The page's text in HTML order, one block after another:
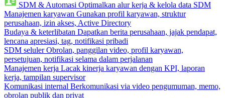
SDM & Automasi Optimalkan alur kerja & kelola data SDM
Manajemen karyawan Gunakan profil karyawan, struktur
perusahaan, izin akses, Active Directory
Budaya & keterlibatan Dapatkan berita perusahaan, jajak pendapat,
lencana apresiasi, tag, notifikasi pribadi
SDM seluler Obrolan, panggilan video, profil karyawan,
persetujuan, notifikasi selama dalam perjalanan
Manajemen kerja Lacak kinerja karyawan dengan KPI, laporan
kerja, tampilan supervisor
Komunikasi internal Berkomunikasi via video pengumuman, memo,
obrolan publik dan privat